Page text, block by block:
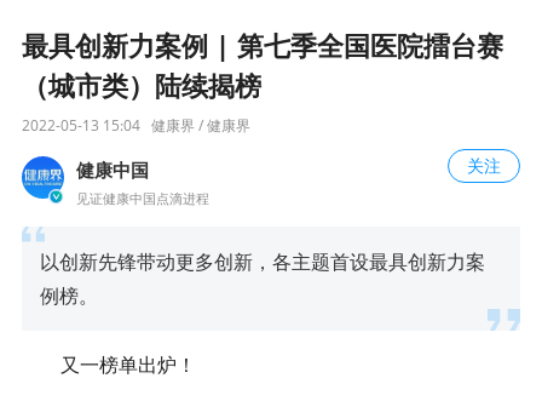
最具创新力案例 | 第七季全国医院擂台赛
（城市类）陆续揭榜
2022-05-13 15:04 健康界 / 健康界
健康中国
见证健康中国点滴进程
关注
以创新先锋带动更多创新，各主题首设最具创新力案
例榜。
又一榜单出炉！